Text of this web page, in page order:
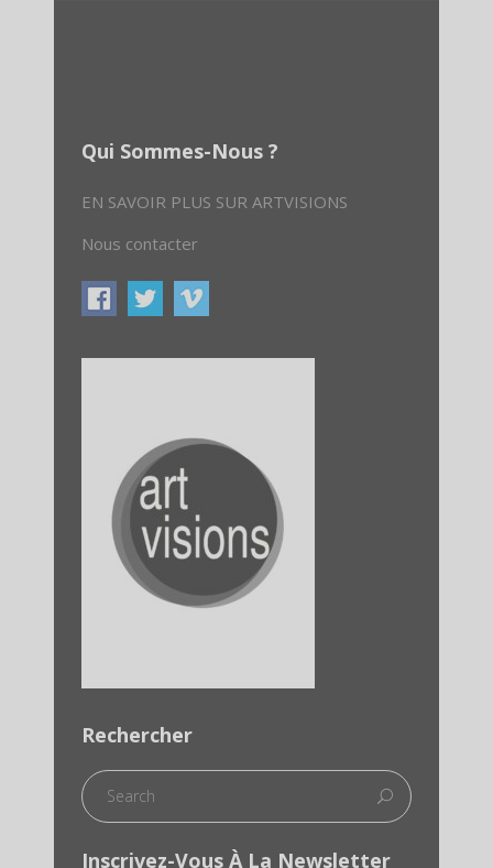
Qui Sommes-Nous ?
EN SAVOIR PLUS SUR ARTVISIONS
Nous contacter
Rechercher
Inscrivez-Vous À La Newsletter